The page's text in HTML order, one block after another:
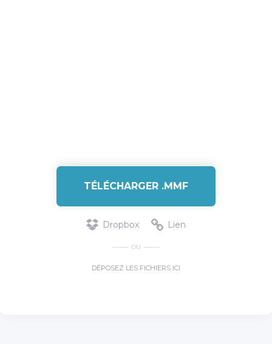
TÉLÉCHARGER .MMF
Dropbox Lien
OU
DÉPOSEZ LES FICHIERS ICI